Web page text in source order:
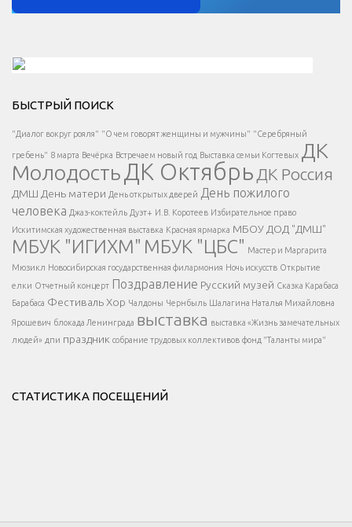
Есть вопрос?
Напишите нам
</span >
Написать
</button >
</div >
</div > </div >
БЫСТРЫЙ ПОИСК
"Диалог вокруг рояля" "О чем говорят женщины и мужчины" "Серебряный
гребень" 8 марта Вечёрка Встречаем новый год Выставка семьи Когтевых ДК
МолодостьДК Октябрь ДК Россия
ДМШ День матери День открытых дверей День пожилого
человека Джаз-коктейль Дуэт+ И.В. Коротеев Избирательное право
Искитимская художественная выставка Красная ярмарка МБОУ ДОД "ДМШ"
МБУК "ИГИХМ" МБУК "ЦБС" Мастер и Маргарита
Мюзикл Новосибирская государственная филармония Ночь искусств Открытие
елки Отчетный концерт Поздравление Русский музей Сказка Карабаса
Барабаса Фестиваль Хор Чалдоны Чернбыль Шалагина Наталья Михайловна
Ярошевич блокада Ленинграда выставка выставка «Жизнь замечательных
людей» дпи праздник собрание трудовых коллективов фонд "Таланты мира"
СТАТИСТИКА ПОСЕЩЕНИЙ